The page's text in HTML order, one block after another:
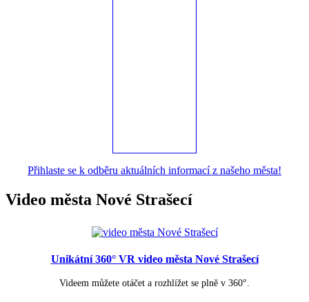
Přihlaste se k odběru aktuálních informací z našeho města!
Video města Nové Strašecí
Unikátní 360° VR video města Nové Strašecí
Videem můžete otáčet a rozhlížet se plně v 360°.